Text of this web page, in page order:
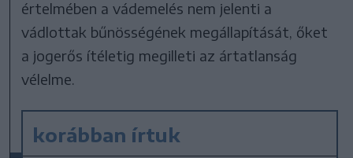
értelmében a vádemelés nem jelenti a
vádlottak bűnösségének megállapítását, őket
a jogerős ítéletig megilleti az ártatlanság
vélelme.
korábban írtuk